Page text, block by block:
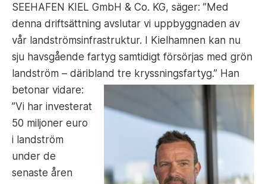
SEEHAFEN KIEL GmbH & Co. KG, säger: ”Med
denna driftsättning avslutar vi uppbyggnaden av
vår landströmsinfrastruktur. I Kielhamnen kan nu
sju havsgående fartyg samtidigt försörjas med grön
landström – däribland tre kryssningsfartyg.” Han
betonar vidare:
”Vi har investerat
50 miljoner euro
i landström
under de
senaste åren